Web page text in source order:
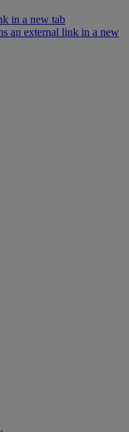
in a new tab
an external link in a new